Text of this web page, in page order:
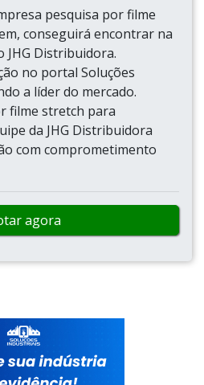
pesquisa por filme
conseguirá encontrar na
JHG Distribuidora.
no portal Soluções
a líder do mercado.
filme stretch para
da JHG Distribuidora
com comprometimento
agora